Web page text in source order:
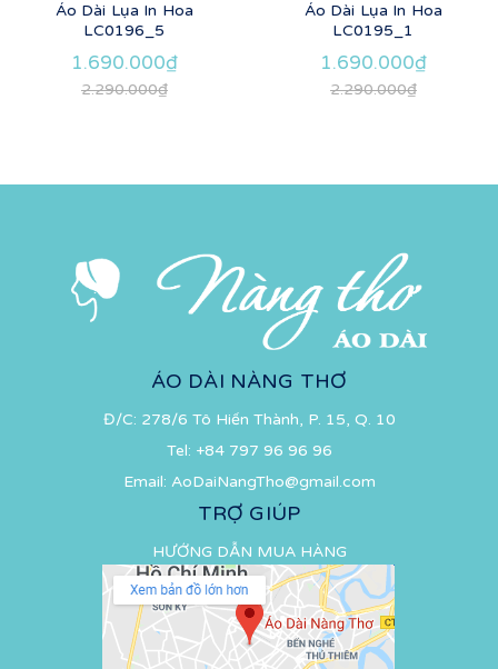
Áo Dài Lụa In Hoa
LC0196_5
1.690.000₫
2.290.000₫
Áo Dài Lụa In Hoa
LC0195_1
1.690.000₫
2.290.000₫
ÁO DÀI NÀNG THƠ
Đ/C: 278/6 Tô Hiến Thành, P. 15, Q. 10
Tel: +84 797 96 96 96
Email: AoDaiNangTho@gmail.com
TRỢ GIÚP
HƯỚNG DẪN MUA HÀNG